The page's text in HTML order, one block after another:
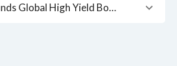
BNP Paribas Funds Global High Yield Bond Classic Capitalisation EUR
keyboard_arrow_down